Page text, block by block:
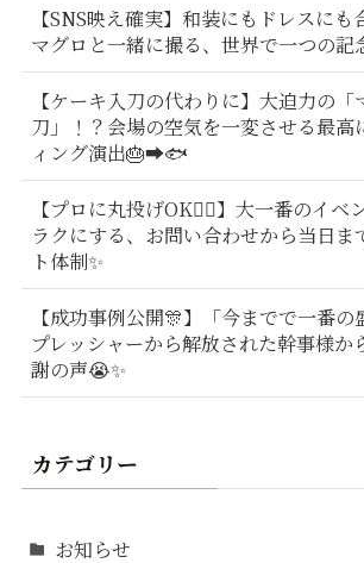
【SNS映え確実】和装にもドレスに
マグロと一緒に撮る、世界で一つの記
【ケーキ入刀の代わりに】大迫力の「
刀」！？会場の空気を一変させる最高
ィング演出🎂➡️🐟
【プロに丸投げOK🙆‍♂️】大一番のイベ
ラクにする、お問い合わせから当日ま
ト体制✨
【成功事例公開🎊】「今までで一番の
プレッシャーから解放された幹事様か
謝の声😭✨
カテゴリー
お知らせ